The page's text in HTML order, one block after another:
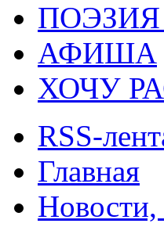
АФИША
ХОЧУ
RSS-
Главная